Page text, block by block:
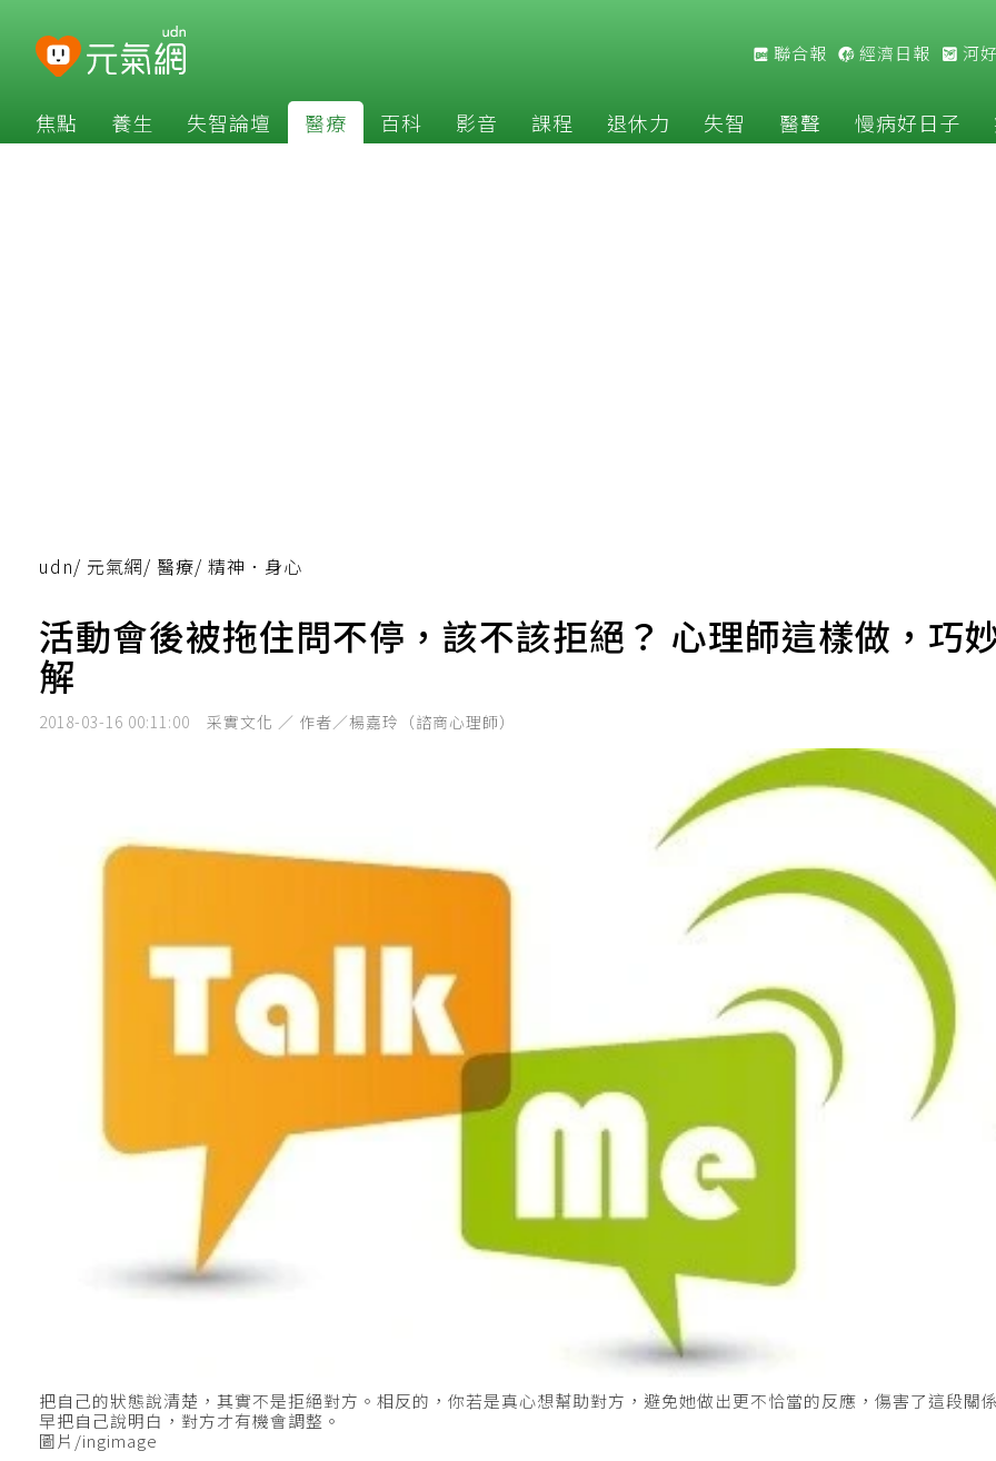
聯合報 經濟日報 河
焦點 養生 失智論壇 醫療 百科 影音 課程 退休力 失智 醫聲 慢病好日子
udn/ 元氣網/ 醫療/ 精神．身心
活動會後被拖住問不停，該不該拒絕？ 心理師這樣做，巧
解
2018-03-16 00:11:00 采實文化 ／ 作者／楊嘉玲（諮商心理師）
把自己的狀態說清楚，其實不是拒絕對方。相反的，你若是真心想幫助對方，避免她做出更不恰當的反應，傷害了這段關
早把自己說明白，對方才有機會調整。
圖片/ingimage